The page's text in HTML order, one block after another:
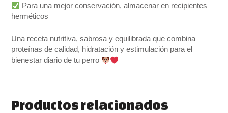
Para una mejor conservación, almacenar en recipientes
herméticos
Una receta nutritiva, sabrosa y equilibrada que combina
proteínas de calidad, hidratación y estimulación para el
bienestar diario de tu perro
Productos relacionados